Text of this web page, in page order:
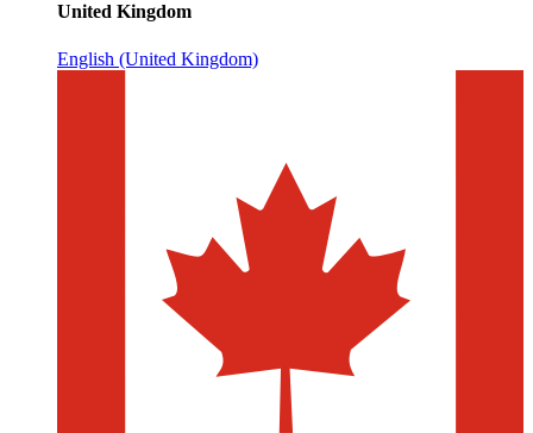
United Kingdom
English (United Kingdom)